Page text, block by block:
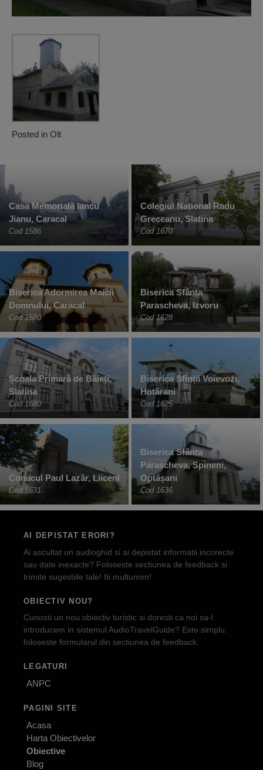
Posted in Olt
Casa Memorială Iancu
Jianu, Caracal
Cod 1586
Colegiul Național Radu
Greceanu, Slatina
Cod 1670
Biserica Adormirea Maicii
Domnului, Caracal
Cod 1580
Biserica Sfânta
Parascheva, Izvoru
Cod 1628
Școala Primară de Băieți,
Slatina
Cod 1680
Biserica Sfinții Voievozi,
Hotărani
Cod 1625
Conacul Paul Lazăr, Liiceni
Cod 1631
Biserica Sfânta
Parascheva, Spineni,
Optășani
Cod 1636
AI DEPISTAT ERORI?
Ai ascultat un audioghid si ai depistat informatii incorecte
sau date inexacte? Foloseste sectiunea de feedback si
trimite sugestiile tale! Iti multumim!
OBIECTIV NOU?
Cunosti un nou obiectiv turistic si doresti ca noi sa-l
introducem in sistemul AudioTravelGuide? Este simplu:
foloseste formularul din sectiunea de feedback.
LEGATURI
ANPC
PAGINI SITE
Acasa
Harta Obiectivelor
Obiective
Blog